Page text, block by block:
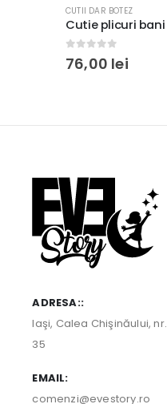
CUTII DAR BOTEZ
0out of 5
76,00 lei
ADRESA::
Iaşi, Calea Chişinăului, nr.
35
EMAIL:
comenzi@evestory.ro